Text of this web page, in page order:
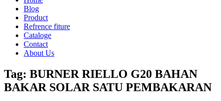
Blog
Product
Refrence fiture
Cataloge
Contact
About Us
Tag: BURNER RIELLO G20 BAHAN
BAKAR SOLAR SATU PEMBAKARAN